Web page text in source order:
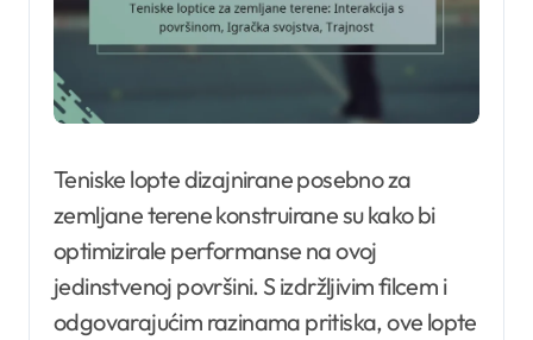
Teniske lopte dizajnirane posebno za
zemljane terene konstruirane su kako bi
optimizirale performanse na ovoj
jedinstvenoj površini. S izdržljivim filcem i
odgovarajućim razinama pritiska, ove lopte